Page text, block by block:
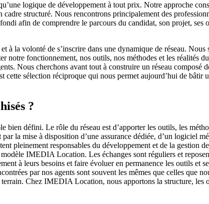
logique de développement à tout prix. Notre approche
structuré. Nous rencontrons principalement des
afin de comprendre le parcours du candidat, son projet, ses
la volonté de s’inscrire dans une dynamique de réseau. Nous
notre fonctionnement, nos outils, nos méthodes et les réalités
Nous cherchons avant tout à construire un réseau composé
sélection réciproque qui nous permet aujourd’hui de bâtir
?
défini. Le rôle du réseau est d’apporter les outils, les
la mise à disposition d’une assurance dédiée, d’un logiciel
pleinement responsables du développement et de la gestion
IMEDIA Location. Les échanges sont réguliers et
à leurs besoins et faire évoluer en permanence les outils et
par nos agents sont souvent les mêmes que celles que
Chez IMEDIA Location, nous apportons la structure, les